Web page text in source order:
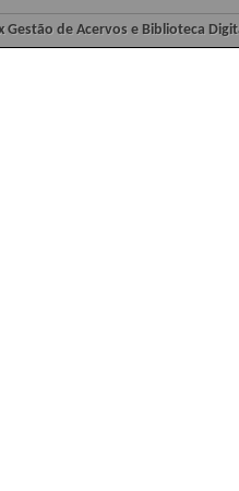
Gestão de Acervos e Biblioteca